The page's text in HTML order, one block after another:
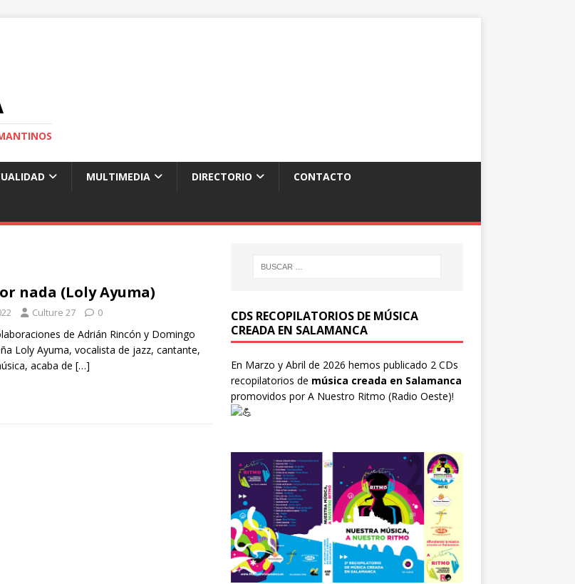
MULTIMEDIA DIRECTORIO CONTACTO
nada (Loly Ayuma)
Culture 27 0
de Adrián Rincón y Domingo
Loly Ayuma, vocalista de jazz, cantante,
acaba de […]
CDS RECOPILATORIOS DE MÚSICA
CREADA EN SALAMANCA
En Marzo y Abril de 2026 hemos publicado 2 CDs
recopilatorios de música creada en Salamanca
promovidos porA Nuestro Ritmo (Radio Oeste)!